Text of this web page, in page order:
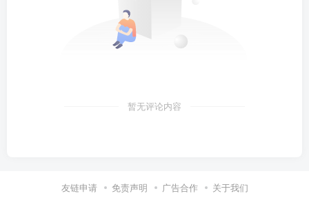
暂无评论内容
友链申请 免责声明 广告合作 关于我们